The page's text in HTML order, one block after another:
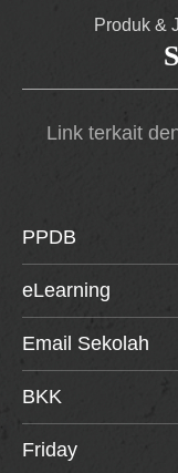
Produk &
Link terkait
PPDB
eLearning
Email Sekolah
BKK
Friday